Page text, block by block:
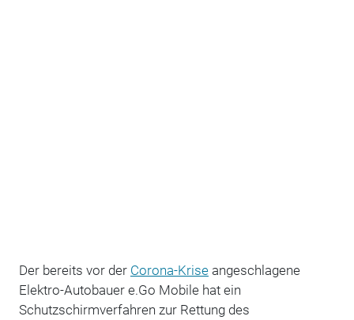
Der bereits vor der Corona-Kriseangeschlagene
Elektro-Autobauer e.Go Mobile hat ein
Schutzschirmverfahren zur Rettung des